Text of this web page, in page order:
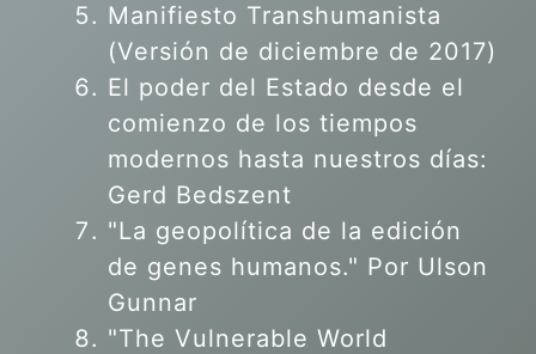
Manifiesto Transhumanista
(Versión de diciembre de 2017)
El poder del Estado desde el
comienzo de los tiempos
modernos hasta nuestros días:
Gerd Bedszent
"La geopolítica de la edición
de genes humanos." Por Ulson
Gunnar
"The Vulnerable World